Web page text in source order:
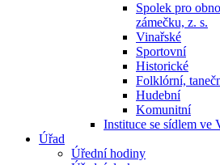
Spolek pro
zámečku, z. s.
Vinařské
Sportovní
Historické
Folklórní,
Hudební
Komunitní
Instituce se sídlem ve
Úřad
Úřední hodiny